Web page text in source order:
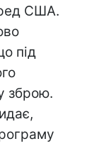
США.
під
зброю.